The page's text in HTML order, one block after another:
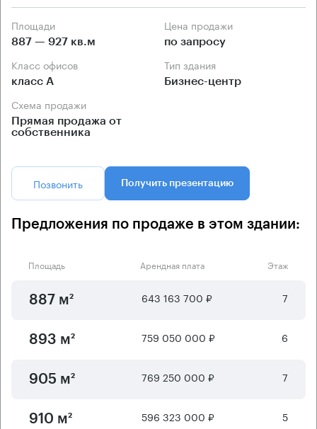
Площади
887 — 927 кв.м
Цена продажи
по запросу
Класс офисов
класс А
Тип здания
Бизнес-центр
Схема продажи
Прямая продажа от
собственника
Позвонить Получить презентацию
Предложения по продаже в этом здании:
Площадь Арендная плата Этаж
887 м² 643 163 700 ₽ 7
893 м² 759 050 000 ₽ 6
905 м² 769 250 000 ₽ 7
910 м² 596 323 000 ₽ 5